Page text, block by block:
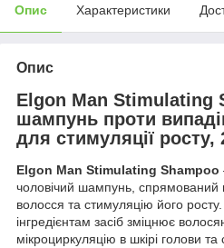
Опис Характеристики
Опис
Elgon Man Stimulating
шампунь проти
для стимуляції росту,
Elgon Man Stimulating Shampoo
чоловічий шампунь, спрямований
волосся та стимуляцію його
інгредієнтам засіб зміцнює
мікроциркуляцію в шкірі голови